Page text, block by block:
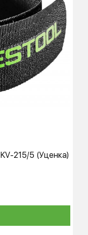
KV-215/5 (Уценка)